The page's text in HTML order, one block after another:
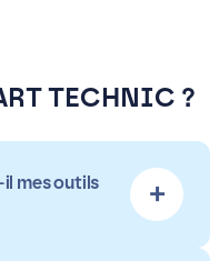
TECHNIC ?
mes outils